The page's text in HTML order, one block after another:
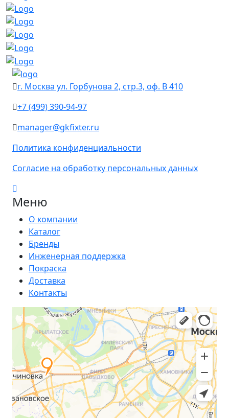
г. Москва ул. Горбунова 2, стр.3, оф. В 410
+7 (499) 390-94-97
manager@gkfixter.ru
Политика конфиденциальности
Согласие на обработку персональных данных
Меню
О компании
Каталог
Бренды
Инженерная поддержка
Покраска
Доставка
Контакты